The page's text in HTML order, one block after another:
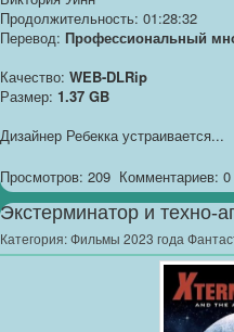
Продолжительность: 01:28:32
Перевод: Профессиональный
Качество: WEB-DLRip
Размер: 1.37 GB
Дизайнер Ребекка устраивается...
Просмотров: 209 Комментариев: 0
Экстерминатор и техно-
Категория:Фильмы 2023 года